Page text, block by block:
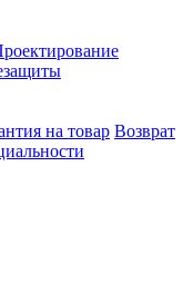
на товар Возврат